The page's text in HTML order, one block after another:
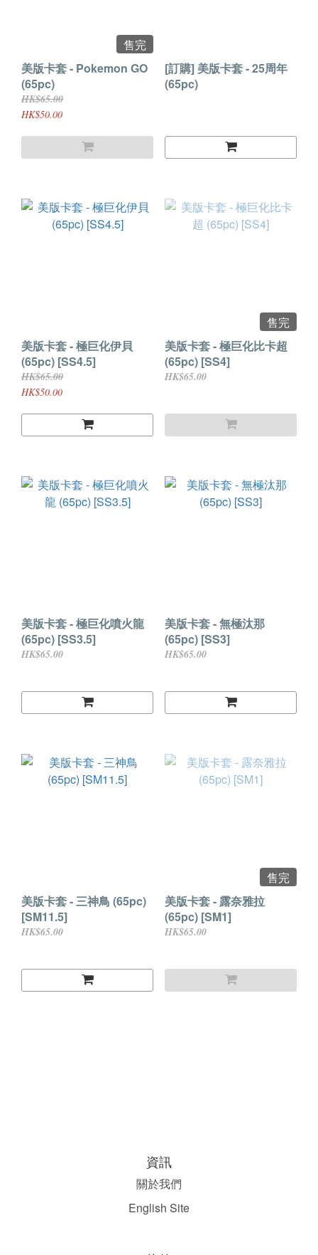
售完
美版卡套 - Pokemon GO
(65pc)
HK$65.00
HK$50.00
[訂購] 美版卡套 - 25周年
(65pc)
美版卡套 - 極巨化伊貝
(65pc) [SS4.5]
HK$65.00
HK$50.00
售完
美版卡套 - 極巨化比卡超
(65pc) [SS4]
HK$65.00
美版卡套 - 極巨化噴火龍
(65pc) [SS3.5]
HK$65.00
美版卡套 - 無極汰那
(65pc) [SS3]
HK$65.00
美版卡套 - 三神鳥 (65pc)
[SM11.5]
HK$65.00
售完
美版卡套 - 露奈雅拉
(65pc) [SM1]
HK$65.00
資訊
關於我們
English Site